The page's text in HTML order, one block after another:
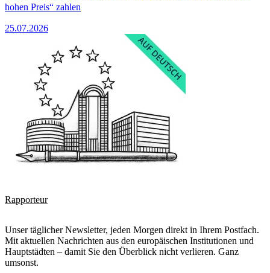
hohen Preis“ zahlen
25.07.2026
Rapporteur
Unser täglicher Newsletter, jeden Morgen direkt in Ihrem Postfach.
Mit aktuellen Nachrichten aus den europäischen Institutionen und
Hauptstädten – damit Sie den Überblick nicht verlieren. Ganz
umsonst.